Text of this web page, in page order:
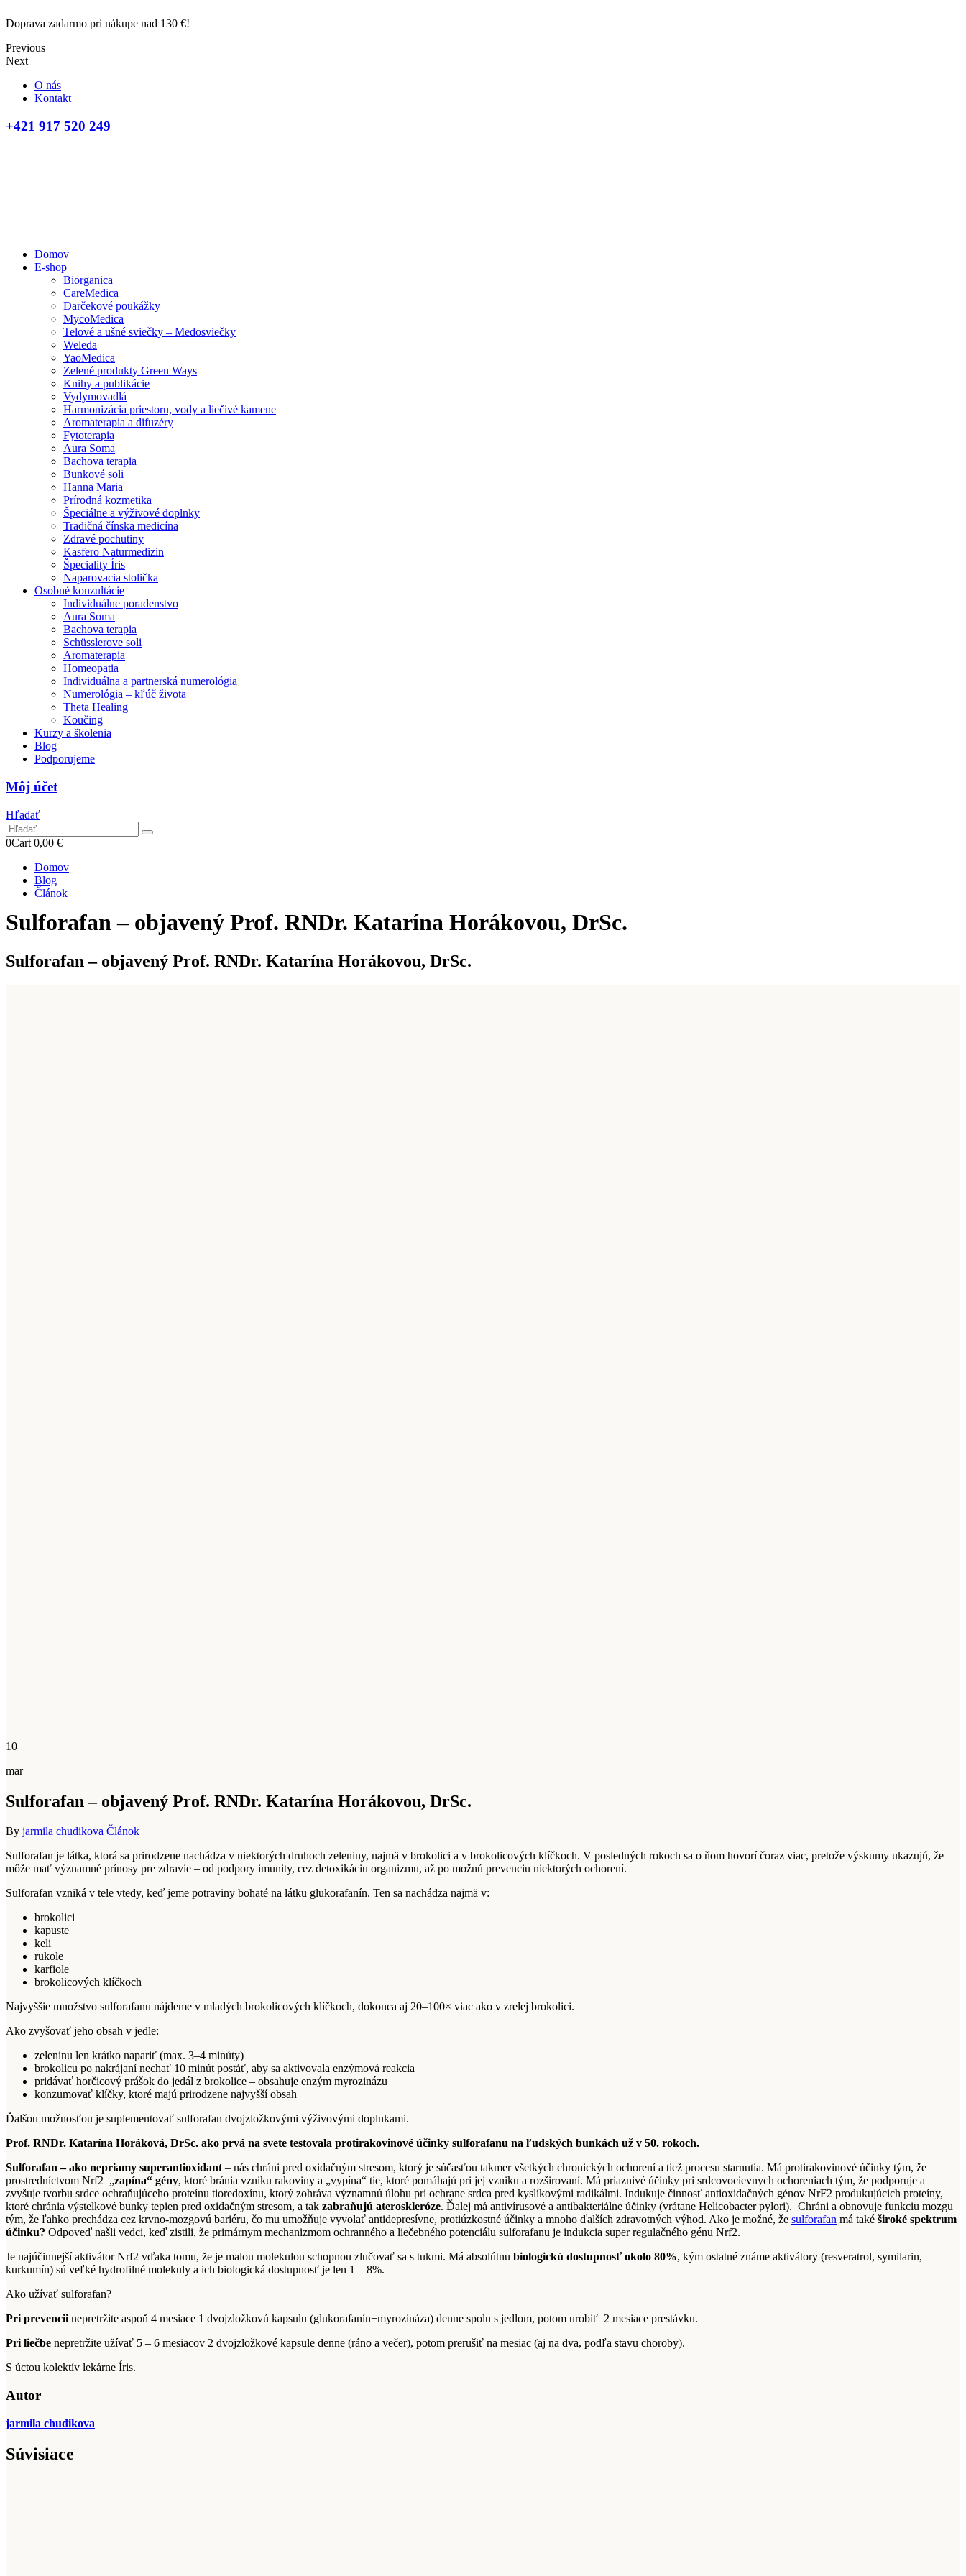
Doprava zadarmo pri nákupe nad 130 €!
Previous
Next
O nás
Kontakt
+421 917 520 249
Domov
E-shop
Biorganica
CareMedica
Darčekové poukážky
MycoMedica
Telové a ušné sviečky – Medosviečky
Weleda
YaoMedica
Zelené produkty Green Ways
Knihy a publikácie
Vydymovadlá
Harmonizácia priestoru, vody a liečivé kamene
Aromaterapia a difuzéry
Fytoterapia
Aura Soma
Bachova terapia
Bunkové soli
Hanna Maria
Prírodná kozmetika
Špeciálne a výživové doplnky
Tradičná čínska medicína
Zdravé pochutiny
Kasfero Naturmedizin
Špeciality Íris
Naparovacia stolička
Osobné konzultácie
Individuálne poradenstvo
Aura Soma
Bachova terapia
Schüsslerove soli
Aromaterapia
Homeopatia
Individuálna a partnerská numerológia
Numerológia – kľúč života
Theta Healing
Koučing
Kurzy a školenia
Blog
Podporujeme
Môj účet
Hľadať
0Cart 0,00 €
Domov
Blog
Článok
Sulforafan – objavený Prof. RNDr. Katarína Horákovou, DrSc.
Sulforafan – objavený Prof. RNDr. Katarína Horákovou, DrSc.
10
mar
Sulforafan – objavený Prof. RNDr. Katarína Horákovou, DrSc.
By jarmila chudikova Článok
Sulforafan je látka, ktorá sa prirodzene nachádza v niektorých druhoch zeleniny, najmä v brokolici a v brokolicových klíčkoch. V posledných rokoch sa o ňom hovorí čoraz viac, pretože výskumy ukazujú, že
môže mať významné prínosy pre zdravie – od podpory imunity, cez detoxikáciu organizmu, až po možnú prevenciu niektorých ochorení.
Sulforafan vzniká v tele vtedy, keď jeme potraviny bohaté na látku glukorafanín. Ten sa nachádza najmä v:
brokolici
kapuste
keli
rukole
karfiole
brokolicových klíčkoch
Najvyššie množstvo sulforafanu nájdeme v mladých brokolicových klíčkoch, dokonca aj 20–100× viac ako v zrelej brokolici.
Ako zvyšovať jeho obsah v jedle:
zeleninu len krátko napariť (max. 3–4 minúty)
brokolicu po nakrájaní nechať 10 minút postáť, aby sa aktivovala enzýmová reakcia
pridávať horčicový prášok do jedál z brokolice – obsahuje enzým myrozinázu
konzumovať klíčky, ktoré majú prirodzene najvyšší obsah
Ďalšou možnosťou je suplementovať sulforafan dvojzložkovými výživovými doplnkami.
Prof. RNDr. Katarína Horáková, DrSc. ako prvá na svete testovala protirakovinové účinky sulforafanu na ľudských bunkách už v 50. rokoch.
Sulforafan – ako nepriamy superantioxidant– nás chráni pred oxidačným stresom, ktorý je súčasťou takmer všetkých chronických ochorení a tiež procesu starnutia. Má protirakovinové účinky tým, že
prostredníctvom Nrf2 „zapína“ gény, ktoré bránia vzniku rakoviny a „vypína“ tie, ktoré pomáhajú pri jej vzniku a rozširovaní. Má priaznivé účinky pri srdcovocievnych ochoreniach tým, že podporuje a
zvyšuje tvorbu srdce ochraňujúceho proteínu tioredoxínu, ktorý zohráva významnú úlohu pri ochrane srdca pred kyslíkovými radikálmi. Indukuje činnosť antioxidačných génov NrF2 produkujúcich proteíny,
ktoré chránia výstelkové bunky tepien pred oxidačným stresom, a tak zabraňujú ateroskleróze. Ďalej má antivírusové a antibakteriálne účinky (vrátane Helicobacter pylori). Chráni a obnovuje funkciu mozgu
tým, že ľahko prechádza cez krvno-mozgovú bariéru, čo mu umožňuje vyvolať antidepresívne, protiúzkostné účinky a mnoho ďalších zdravotných výhod. Ako je možné, že sulforafan má také široké spektrum
účinku? Odpoveď našli vedci, keď zistili, že primárnym mechanizmom ochranného a liečebného potenciálu sulforafanu je indukcia super regulačného génu Nrf2.
Je najúčinnejší aktivátor Nrf2 vďaka tomu, že je malou molekulou schopnou zlučovať sa s tukmi. Má absolútnu biologickú dostupnosť okolo 80%, kým ostatné známe aktivátory (resveratrol, symilarin,
kurkumín) sú veľké hydrofilné molekuly a ich biologická dostupnosť je len 1 – 8%.
Ako užívať sulforafan?
Pri prevenciinepretržite aspoň 4 mesiace 1 dvojzložkovú kapsulu (glukorafanín+myrozináza) denne spolu s jedlom, potom urobiť 2 mesiace prestávku.
Pri liečbe nepretržite užívať 5 – 6 mesiacov 2 dvojzložkové kapsule denne (ráno a večer), potom prerušiť na mesiac (aj na dva, podľa stavu choroby).
S úctou kolektív lekárne Íris.
Autor
jarmila chudikova
Súvisiace